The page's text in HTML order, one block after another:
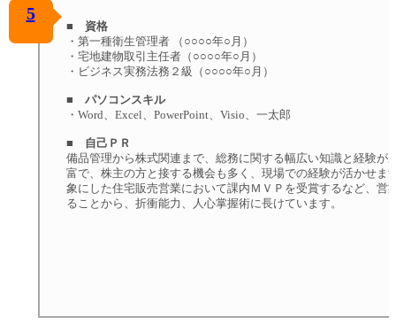
5
■ 資格
・第一種衛生管理者 （○○○○年○月）
・宅地建物取引主任者（○○○○年○月）
・ビジネス実務法務２級（○○○○年○月）
■ パソコンスキル
・Word、Excel、PowerPoint、Visio、一太郎
■ 自己ＰＲ
備品管理から株式関連まで、総務に関する幅広い知識と経験が
富で、株主の方と接する機会も多く、現場での経験が活かせま
象にした住宅販売営業において課内ＭＶＰを受賞するなど、営
ることから、折衝能力、人心掌握術に長けています。